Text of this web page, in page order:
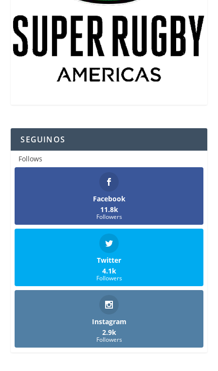
SEGUINOS
Follows
Facebook
11.8k
Followers
Twitter
4.1k
Followers
Instagram
2.9k
Followers